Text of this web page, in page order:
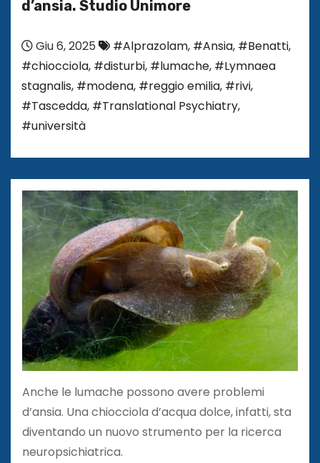
d’ansia. Studio Unimore
Giu 6, 2025 #Alprazolam, #Ansia, #Benatti,
#chiocciola, #disturbi, #lumache, #Lymnaea
stagnalis, #modena, #reggio emilia, #rivi,
#Tascedda, #Translational Psychiatry,
#università
Anche le lumache possono avere problemi
d’ansia. Una chiocciola d’acqua dolce, infatti, sta
diventando un nuovo strumento per la ricerca
neuropsichiatrica.